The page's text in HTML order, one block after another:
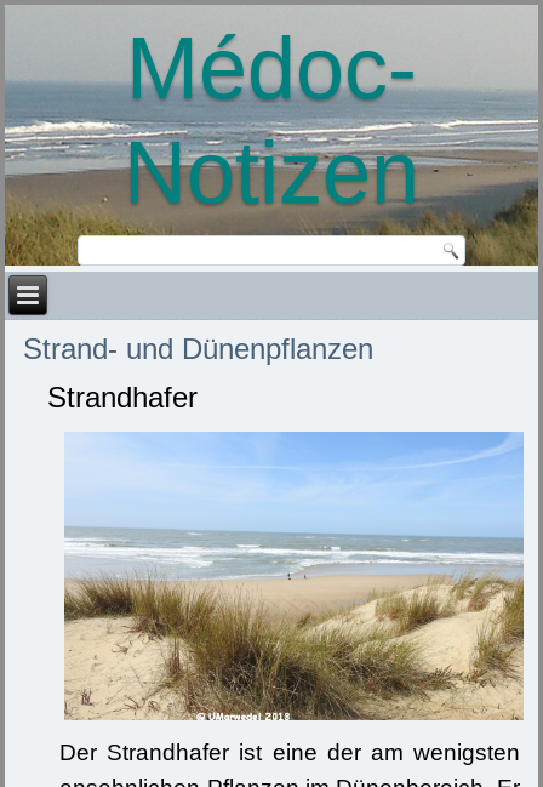
Médoc-
Notizen
Strand- und Dünenpflanzen
Strandhafer
Der Strandhafer ist eine der am wenigsten